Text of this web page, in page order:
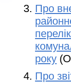
Про
року
Про